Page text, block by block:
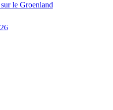
le Groenland